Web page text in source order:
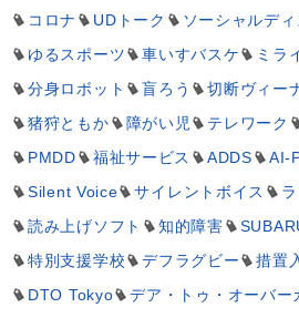
コロナ
UDトーク ソーシャルデ
ゆるスポーツ
車いすバスケ ミラ
分身ロボット
盲ろう 切断ヴィー
猪狩ともか
障がい児 テレワーク
PMDD
福祉サービス ADDS AI-
Silent Voice
サイレントボイス
読み上げソフト
知的障害
特別支援学校
デフラグビー 措置
DTO Tokyo
デア・トゥ・オーバー